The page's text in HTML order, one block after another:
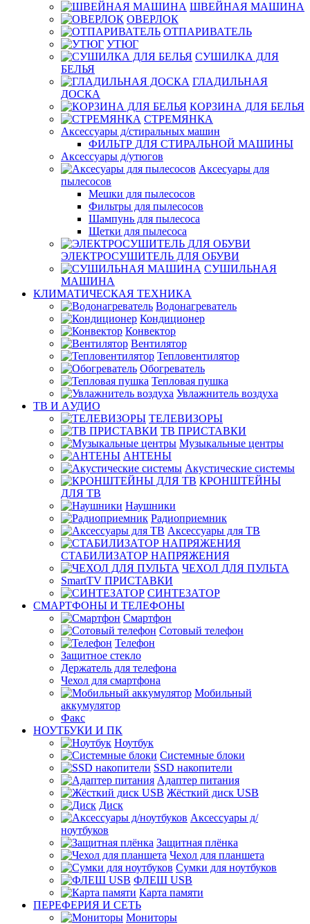
ШВЕЙНАЯ МАШИНА
ОВЕРЛОК
ОТПАРИВАТЕЛЬ
УТЮГ
СУШИЛКА ДЛЯ
БЕЛЬЯ
ГЛАДИЛЬНАЯ
ДОСКА
КОРЗИНА ДЛЯ БЕЛЬЯ
СТРЕМЯНКА
Аксессуары д/стиральных машин
ФИЛЬТР ДЛЯ СТИРАЛЬНОЙ МАШИНЫ
Аксессуары д/утюгов
Аксесуары для
пылесосов
Мешки для пылесосов
Фильтры для пылесосов
Шампунь для пылесоса
Щетки для пылесоса
ЭЛЕКТРОСУШИТЕЛЬ ДЛЯ ОБУВИ
СУШИЛЬНАЯ
МАШИНА
КЛИМАТИЧЕСКАЯ ТЕХНИКА
Водонагреватель
Кондиционер
Конвектор
Вентилятор
Тепловентилятор
Обогреватель
Тепловая пушка
Увлажнитель воздуха
ТВ И AУДИО
ТЕЛЕВИЗОРЫ
ТВ ПРИСТАВКИ
Музыкальные центры
АНТЕНЫ
Акустические системы
КРОНШТЕЙНЫ
ДЛЯ ТВ
Наушники
Радиоприемник
Аксессуары для ТВ
СТАБИЛИЗАТОР НАПРЯЖЕНИЯ
ЧЕХОЛ ДЛЯ ПУЛЬТА
SmartTV ПРИСТАВКИ
СИНТЕЗАТОР
СМАРТФОНЫ И ТЕЛЕФОНЫ
Смартфон
Сотовый телефон
Телефон
Защитное стекло
Держатель для телефона
Чехол для смартфона
Мобильный
аккумулятор
Факс
НОУТБУКИ И ПК
Ноутбук
Системные блоки
SSD накопители
Адаптер питания
Жёсткий диск USB
Диск
Аксессуары д/
ноутбуков
Защитная плёнка
Чехол для планшета
Сумки для ноутбуков
ФЛЕШ USB
Карта памяти
ПЕРЕФЕРИЯ И СЕТЬ
Мониторы